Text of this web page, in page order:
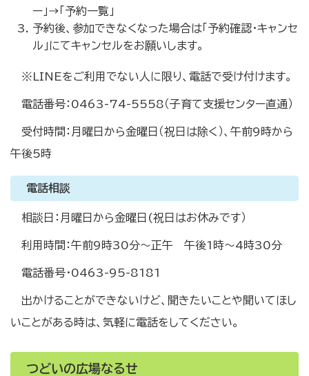
ー」→「予約一覧」
予約後、参加できなくなった場合は「予約確認・キャンセ
ル」にてキャンセルをお願いします。
※LINEをご利用でない人に限り、電話で受け付けます。
電話番号：0463-74-5558（子育て支援センター直通）
受付時間：月曜日から金曜日（祝日は除く）、午前9時から
午後5時
電話相談
相談日：月曜日から金曜日(祝日はお休みです）
利用時間：午前9時30分～正午 午後1時～4時30分
電話番号・0463-95-8181
出かけることができないけど、聞きたいことや聞いてほし
いことがある時は、気軽に電話をしてください。
つどいの広場なるせ